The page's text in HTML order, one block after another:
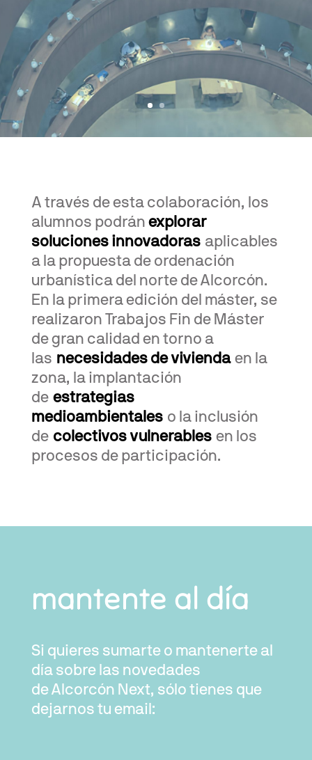
A través de esta colaboración, los
alumnos podrán explorar
soluciones innovadorasaplicables
a la propuesta de ordenación
urbanística del norte de Alcorcón.
En la primera edición del máster, se
realizaron Trabajos Fin de Máster
de gran calidad en torno a
las necesidades de viviendaen la
zona, la implantación
de estrategias
medioambientaleso la inclusión
de colectivos vulnerablesen los
procesos de participación.
mantente al día
Si quieres sumarte o mantenerte al
día sobre las novedades
de Alcorcón Next, sólo tienes que
dejarnos tu email: